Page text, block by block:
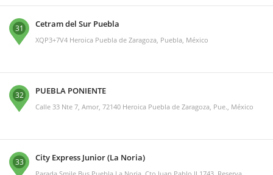
31 Cetram del Sur Puebla
XQP3+7V4 Heroica Puebla de Zaragoza, Puebla, México
32 PUEBLA PONIENTE
Calle 33 Nte 7, Amor, 72140 Heroica Puebla de Zaragoza, Pue., México
33 City Express Junior (La Noria)